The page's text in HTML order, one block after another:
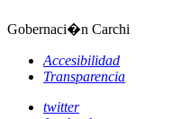
Gobernaci�n Carchi
Accesibilidad
Transparencia
twitter